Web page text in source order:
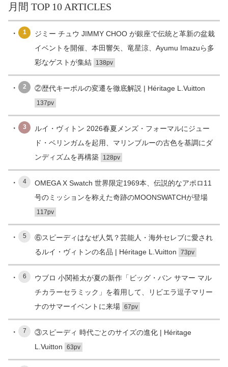
月間 TOP 10 ARTICLES
1
ジミー チュウ JIMMY CHOO が銀座で伝統と革新の盆栽
イベントを開催、本田響矢、竜星涼、Ayumu Imazuら多
彩なゲストが集結
138pv
2 ②歴代キーポルの変遷を徹底解説 | Héritage L.Vuitton
137pv
3
ルイ・ヴィトン 2026春夏メンズ・フォーマルにジュー
ド・ベリンガムを起用、マリンブルーの古色を基調にダ
ンディズムを再構築
128pv
4
OMEGA X Swatch 世界限定1969本、伝説的なアポロ11
号のミッションを称えた奇跡のMOONSWATCHが登場
117pv
5
⑥スピーディはなぜ人気？芸能人・海外セレブに愛され
るルイ・ヴィトンの名品 | Héritage L.Vuitton
73pv
6
ウブロ 小関裕太が夏の新作「ビッグ・バン サマー マル
チカラーセラミック」を着用して、リビエラ逗子マリー
ナのサマーイベントに来場 67pv
7
③スピーディ 時代ごとのサイズの進化 | Héritage
L.Vuitton
63pv